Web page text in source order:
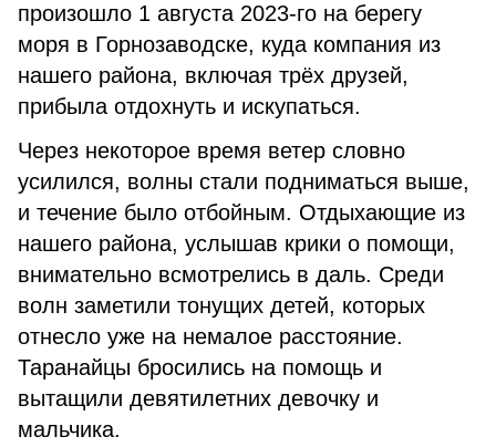
произошло 1 августа 2023-го на берегу
моря в Горнозаводске, куда компания из
нашего района, включая трёх друзей,
прибыла отдохнуть и искупаться.
Через некоторое время ветер словно
усилился, волны стали подниматься выше,
и течение было отбойным. Отдыхающие из
нашего района, услышав крики о помощи,
внимательно всмотрелись в даль. Среди
волн заметили тонущих детей, которых
отнесло уже на немалое расстояние.
Таранайцы бросились на помощь и
вытащили девятилетних девочку и
мальчика.